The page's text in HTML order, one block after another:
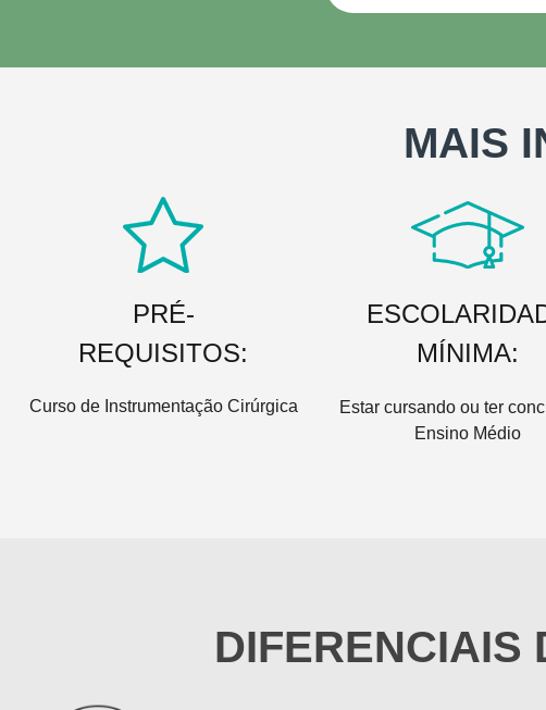
MAIS
PRÉ-
REQUISITOS:
Curso de Instrumentação Cirúrgica
MÍNIMA:
Estar cursando ou ter
Ensino Médio
DIFERENCIAIS